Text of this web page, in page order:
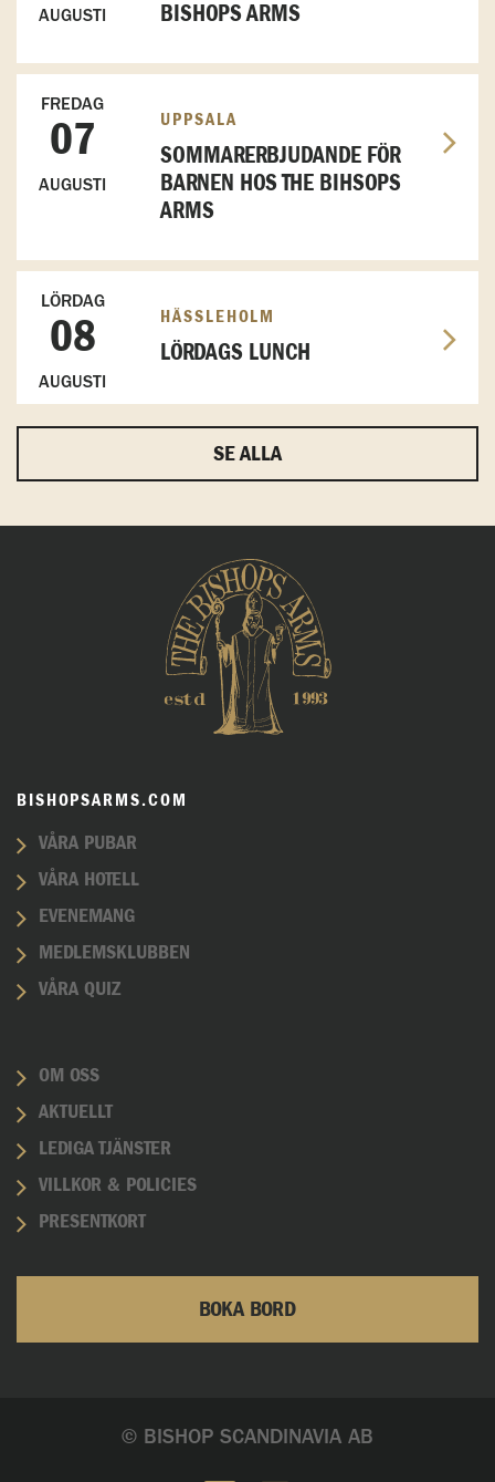
AUGUSTI
BISHOPS ARMS
FREDAG
07
AUGUSTI
UPPSALA
SOMMARERBJUDANDE FÖR
BARNEN HOS THE BIHSOPS
ARMS
LÖRDAG
08
AUGUSTI
HÄSSLEHOLM
LÖRDAGS LUNCH
SE ALLA
BISHOPSARMS.COM
VÅRA PUBAR
VÅRA HOTELL
EVENEMANG
MEDLEMSKLUBBEN
VÅRA QUIZ
OM OSS
AKTUELLT
LEDIGA TJÄNSTER
VILLKOR & POLICIES
PRESENTKORT
BOKA BORD
© BISHOP SCANDINAVIA AB